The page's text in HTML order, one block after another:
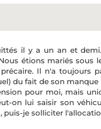
il y a un an et
étions mariés sous
Il n'a toujours
du fait de son
pour moi, mais
on lui saisir son
puis-je solliciter